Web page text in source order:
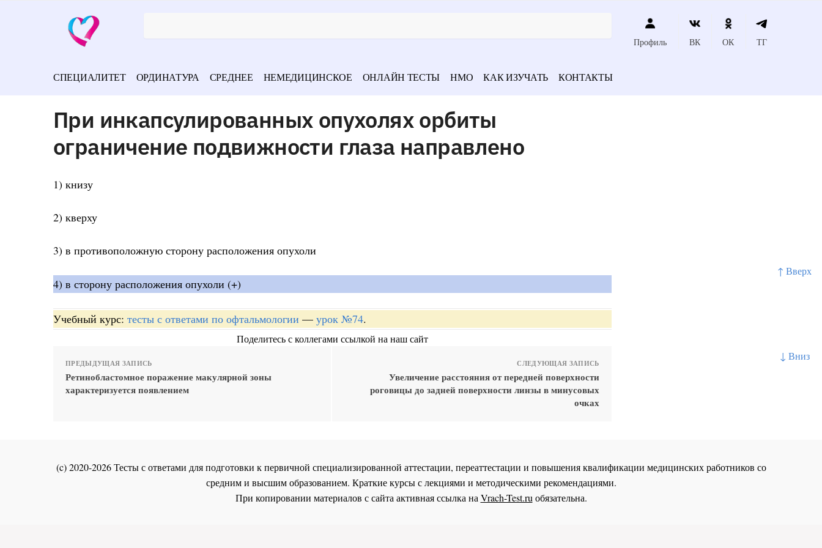
↑ Вверх
↓ Вниз
Профиль ВК ОК ТГ
СПЕЦИАЛИТЕТ ОРДИНАТУРА СРЕДНЕЕ НЕМЕДИЦИНСКОЕ ОНЛАЙН ТЕСТЫ НМО КАК ИЗУЧАТЬ КОНТАКТЫ
При инкапсулированных опухолях орбиты
ограничение подвижности глаза направлено
1) книзу
2) кверху
3) в противоположную сторону расположения опухоли
4) в сторону расположения опухоли (+)
Учебный курс: тесты с ответами по офтальмологии — урок №74.
Поделитесь с коллегами ссылкой на наш сайт
ПРЕДЫДУЩАЯ ЗАПИСЬ
Ретинобластомное поражение макулярной зоны
характеризуется появлением
СЛЕДУЮЩАЯ ЗАПИСЬ
Увеличение расстояния от передней поверхности
роговицы до задней поверхности линзы в минусовых
очках
(c) 2020-2026 Тесты с ответами для подготовки к первичной специализированной аттестации, переаттестации и повышения квалификации медицинских работников со
средним и высшим образованием. Краткие курсы с лекциями и методическими рекомендациями.
При копировании материалов с сайта активная ссылка наVrach-Test.ruобязательна.